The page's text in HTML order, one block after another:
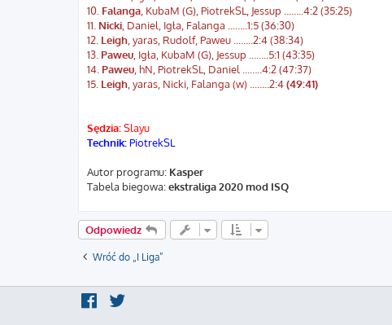
10. Falanga , KubaM (G), PiotrekSL, Jessup ...…..4:2 (35:25)
11. Nicki , Daniel, Igła, Falanga ...…..1:5 (36:30)
12. Leigh , yaras, Rudolf, Paweu ...…..2:4 (38:34)
13. Paweu , Igła, KubaM (G), Jessup ...…..5:1 (43:35)
14. Paweu , hN, PiotrekSL, Daniel ...…..4:2 (47:37)
15. Leigh , yaras, Nicki, Falanga (w) ...…..2:4(49:41)
Sędzia:Slayu
Technik: PiotrekSL
Autor programu: Kasper
Tabela biegowa:ekstraliga 2020 mod ISQ
Odpowiedz
Wróć do „I Liga”